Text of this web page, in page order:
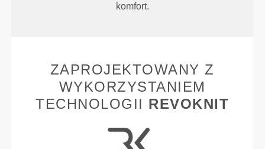
komfort.
ZAPROJEKTOWANY Z
WYKORZYSTANIEM
TECHNOLOGII REVOKNIT